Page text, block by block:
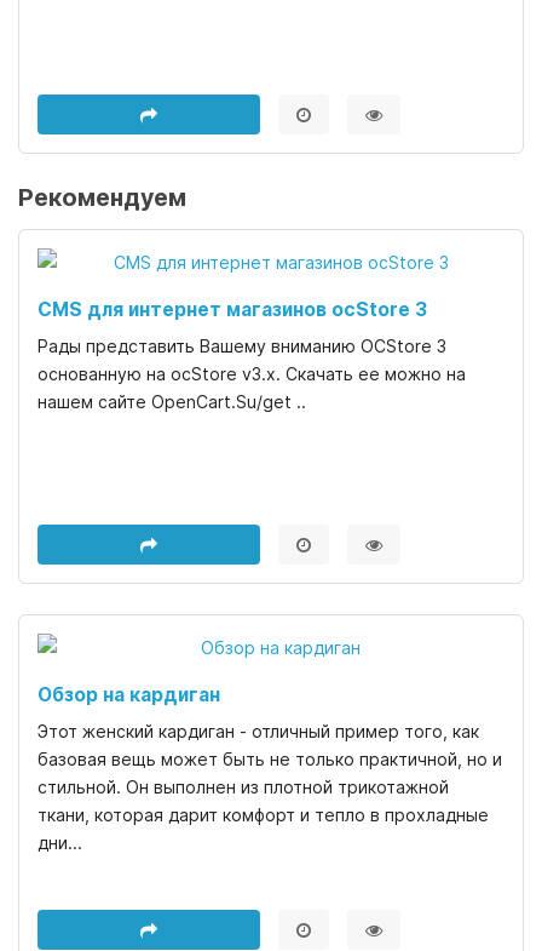
Рекомендуем
CMS для интернет магазинов ocStore 3
Рады представить Вашему вниманию OCStore 3
основанную на ocStore v3.x. Скачать ее можно на
нашем сайте OpenCart.Su/get ..
Обзор на кардиган
Этот женский кардиган - отличный пример того, как
базовая вещь может быть не только практичной, но и
стильной. Он выполнен из плотной трикотажной
ткани, которая дарит комфорт и тепло в прохладные
дни...